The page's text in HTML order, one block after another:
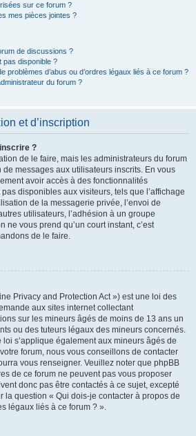
sur ce forum ?
mes pièces jointes ?
de discussions ?
pas disponible ?
problèmes d’abus ou d’ordres légaux liés à ce forum ?
du forum ?
et d’inscription
?
de le faire, mais les administrateurs du forum
messages aux utilisateurs inscrits. En vous
avoir accès à des fonctionnalités
disponibles aux visiteurs, tels que l’affichage
de la messagerie privée, l’envoi de
utilisateurs, l’adhésion à un groupe
ne vous prend qu’un court instant, c’est
de le faire.
Privacy and Protection Act ») est une loi des
aux sites internet collectant
sur les mineurs âgés de moins de 13 ans un
ou des tuteurs légaux des mineurs concernés.
s’applique également aux mineurs âgés de
forum, nous vous conseillons de contacter
vous renseigner. Veuillez noter que phpBB
de ce forum ne peuvent pas vous proposer
donc pas être contactés à ce sujet, excepté
la question « Qui dois-je contacter à propos de
légaux liés à ce forum ? ».